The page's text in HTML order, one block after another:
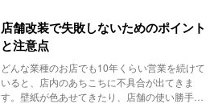
店舗改装で失敗しないためのポイント
と注意点
どんな業種のお店でも10年くらい営業を続けて
いると、店内のあちこちに不具合が出てきま
す。壁紙が色あせてきたり、店舗の使い勝手が